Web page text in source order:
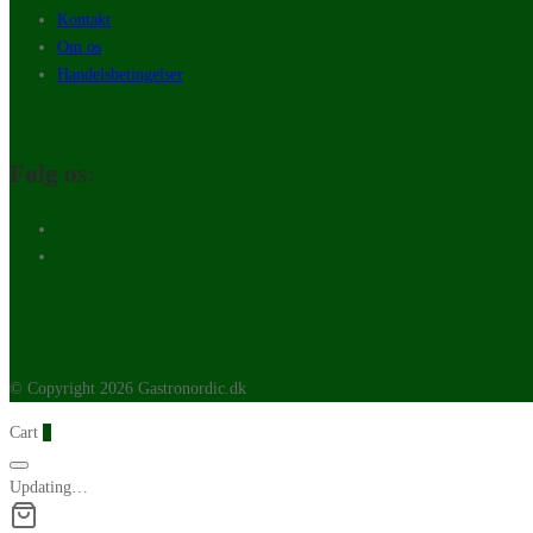
Kontakt
Om os
Handelsbetingelser
Følg os:
© Copyright 2026 Gastronordic.dk
Cart
Updating…